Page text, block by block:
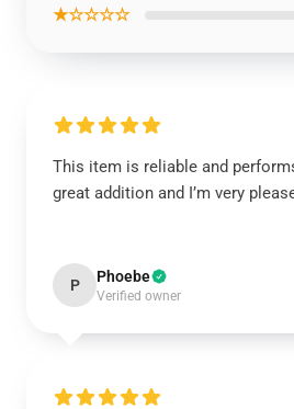
★☆☆☆☆
This item is reliable and
great addition and I’m very
P Phoebe
Verified owner